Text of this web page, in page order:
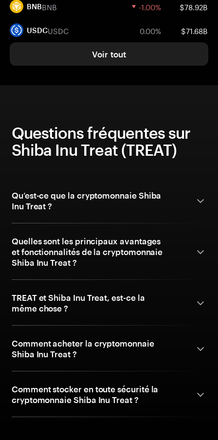
BNBBNB -1.00% $78.92B
USDCUSDC 0.00% $71.68B
Voir tout
Questions fréquentes sur
Shiba Inu Treat (TREAT)
Qu’est-ce que la cryptomonnaie Shiba
Inu Treat ?
Quelles sont les principaux avantages
et fonctionnalités de la cryptomonnaie
Shiba Inu Treat ?
TREAT et Shiba Inu Treat, est-ce la
même chose ?
Comment acheter la cryptomonnaie
Shiba Inu Treat ?
Comment stocker en toute sécurité la
cryptomonnaie Shiba Inu Treat ?